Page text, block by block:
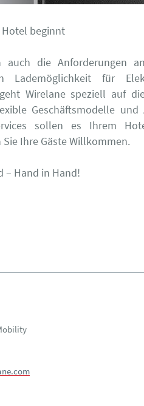
Hotel beginnt
die Anforderungen
Lademöglichkeit für
Wirelane speziell auf
Geschäftsmodelle und
sollen es Ihrem
Ihre Gäste Willkommen.
– Hand in Hand!